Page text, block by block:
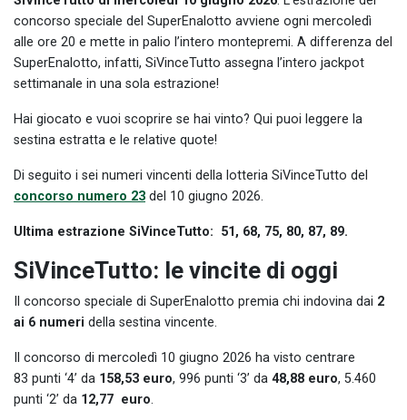
concorso speciale del SuperEnalotto avviene ogni mercoledì
alle ore 20 e mette in palio l’intero montepremi. A differenza del
SuperEnalotto, infatti, SiVinceTutto assegna l’intero jackpot
settimanale in una sola estrazione!
Hai giocato e vuoi scoprire se hai vinto? Qui puoi leggere la
sestina estratta e le relative quote!
Di seguito i sei numeri vincenti della lotteria SiVinceTutto del
concorso numero 23 del 10 giugno 2026.
Ultima estrazione SiVinceTutto: 51, 68, 75, 80, 87, 89.
SiVinceTutto: le vincite di oggi
Il concorso speciale di SuperEnalotto premia chi indovina dai 2
ai 6 numeri della sestina vincente.
Il concorso di mercoledì 10 giugno 2026 ha visto centrare
83 punti ‘4’ da 158,53 euro, 996 punti ‘3’ da 48,88 euro, 5.460
punti ‘2’ da 12,77 euro.